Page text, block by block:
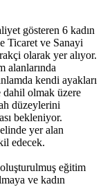
gösteren 6 kadın
Ticaret ve Sanayi
olarak yer alıyor.
alanlarında
kendi ayakları
dahil olmak üzere
düzeylerini
bekleniyor.
yer alan
edecek.
eğitim
ve kadın